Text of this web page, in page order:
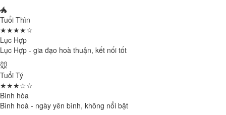
🐲
Tuổi Thìn
★★★★☆
Lục Hợp
Lục Hợp - gia đạo hoà thuận, kết nối tốt
🐭
Tuổi Tý
★★★☆☆
Bình hòa
Bình hoà - ngày yên bình, không nổi bật